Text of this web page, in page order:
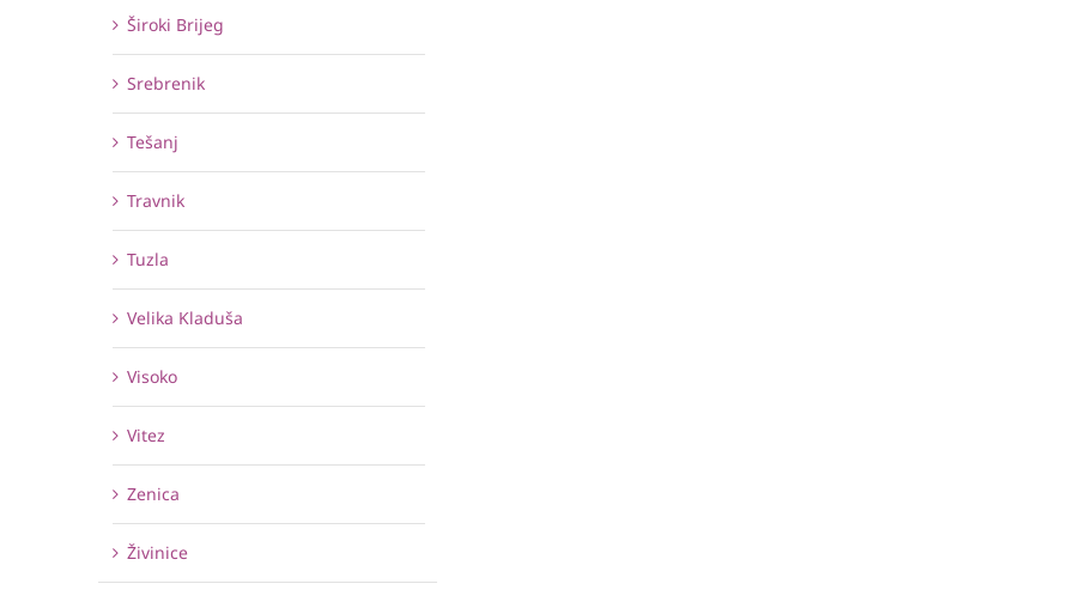
Široki Brijeg
Srebrenik
Tešanj
Travnik
Tuzla
Velika Kladuša
Visoko
Vitez
Zenica
Živinice